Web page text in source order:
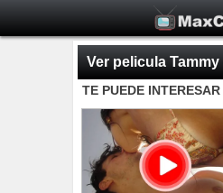
Ver pelicula